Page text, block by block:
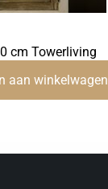
cm Towerliving
aan winkelwagen